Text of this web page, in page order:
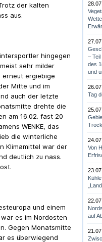
der kalten
aus.
hingegen
sehr milder
erneut ergiebige
Mitte und im
auch der letzte
drehte die
am 16.02. fast 20
WENKE, das
die winterliche
Klimamittel war der
deutlich zu nass.
und einem
es im Nordosten
Gegen Monatsmitte
es überwiegend
– Teil
des
und
Tag
Von
auf